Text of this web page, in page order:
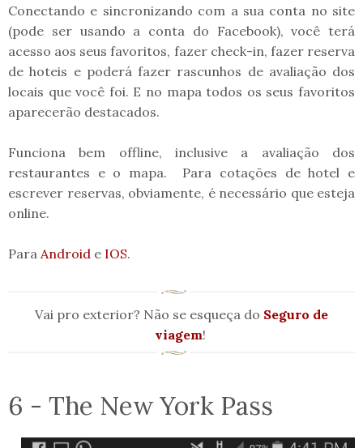
Conectando e sincronizando com a sua conta no site
(pode ser usando a conta do Facebook), você terá
acesso aos seus favoritos, fazer check-in, fazer reserva
de hoteis e poderá fazer rascunhos de avaliação dos
locais que você foi. E no mapa todos os seus favoritos
aparecerão destacados.
Funciona bem offline, inclusive a avaliação dos
restaurantes e o mapa. Para cotações de hotel e
escrever reservas, obviamente, é necessário que esteja
online.
Para Android e IOS.
Vai pro exterior? Não se esqueça do Seguro de
viagem!
6 - The New York Pass